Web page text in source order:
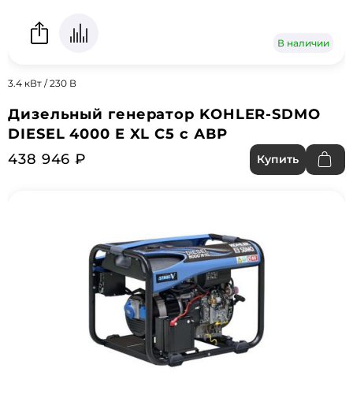
В наличии
3.4 кВт / 230 В
Дизельный генератор KOHLER-SDMO
DIESEL 4000 E XL С5 с АВР
438 946 ₽
Купить